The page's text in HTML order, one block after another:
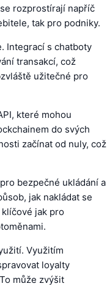
rozprostírají napříč
tak pro podniky.
Integrací s chatboty
transakcí, což
užitečné pro
které mohou
do svých
začínat od nuly, což
bezpečné ukládání a
jak nakládat se
jak pro
Využitím
loyalty
může zvýšit